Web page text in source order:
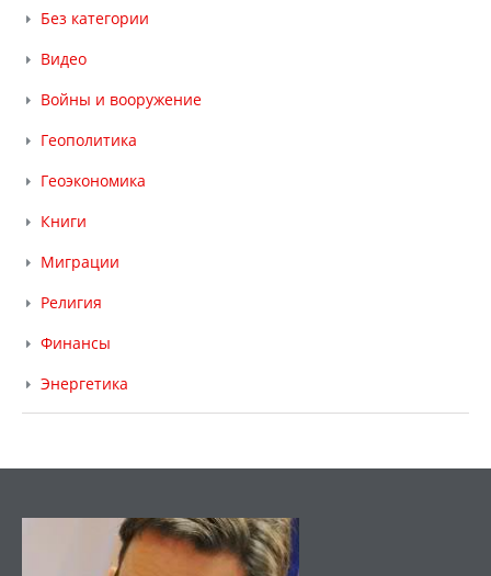
Без категории
Видео
Войны и вооружение
Геополитика
Геоэкономика
Книги
Миграции
Религия
Финансы
Энергетика